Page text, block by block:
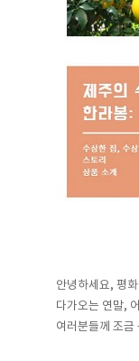
안녕하세요, 평
다가오는 연말,
여러분들께 조금